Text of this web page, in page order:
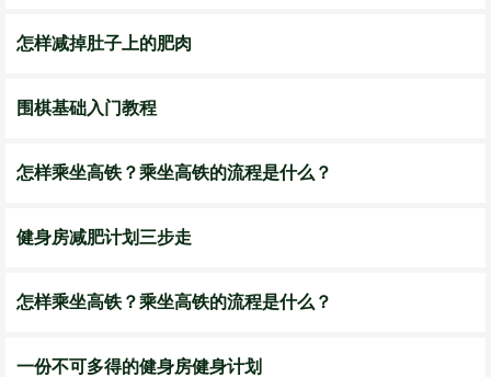
怎样减掉肚子上的肥肉
围棋基础入门教程
怎样乘坐高铁？乘坐高铁的流程是什么？
健身房减肥计划三步走
怎样乘坐高铁？乘坐高铁的流程是什么？
一份不可多得的健身房健身计划